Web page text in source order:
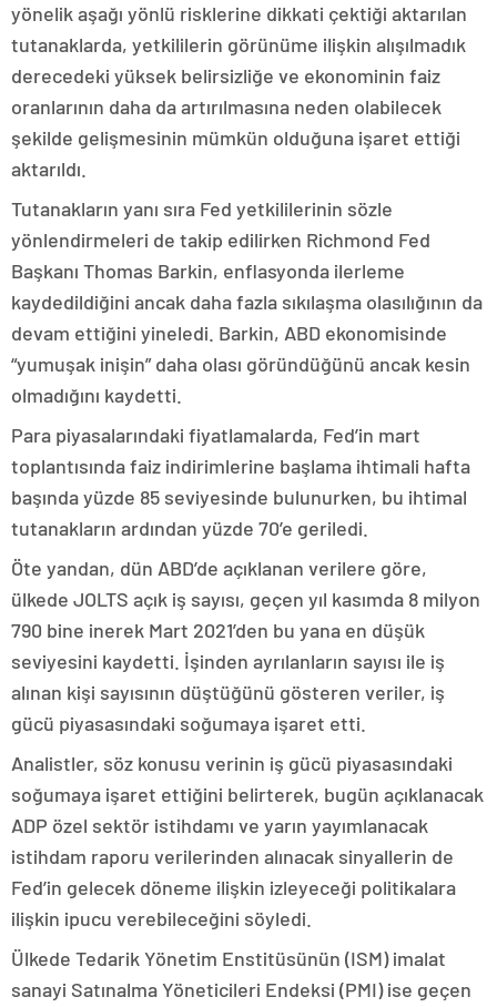
yönelik aşağı yönlü risklerine dikkati çektiği aktarılan
tutanaklarda, yetkililerin görünüme ilişkin alışılmadık
derecedeki yüksek belirsizliğe ve ekonominin faiz
oranlarının daha da artırılmasına neden olabilecek
şekilde gelişmesinin mümkün olduğuna işaret ettiği
aktarıldı.
Tutanakların yanı sıra Fed yetkililerinin sözle
yönlendirmeleri de takip edilirken Richmond Fed
Başkanı Thomas Barkin, enflasyonda ilerleme
kaydedildiğini ancak daha fazla sıkılaşma olasılığının da
devam ettiğini yineledi. Barkin, ABD ekonomisinde
“yumuşak inişin” daha olası göründüğünü ancak kesin
olmadığını kaydetti.
Para piyasalarındaki fiyatlamalarda, Fed’in mart
toplantısında faiz indirimlerine başlama ihtimali hafta
başında yüzde 85 seviyesinde bulunurken, bu ihtimal
tutanakların ardından yüzde 70’e geriledi.
Öte yandan, dün ABD’de açıklanan verilere göre,
ülkede JOLTS açık iş sayısı, geçen yıl kasımda 8 milyon
790 bine inerek Mart 2021’den bu yana en düşük
seviyesini kaydetti. İşinden ayrılanların sayısı ile iş
alınan kişi sayısının düştüğünü gösteren veriler, iş
gücü piyasasındaki soğumaya işaret etti.
Analistler, söz konusu verinin iş gücü piyasasındaki
soğumaya işaret ettiğini belirterek, bugün açıklanacak
ADP özel sektör istihdamı ve yarın yayımlanacak
istihdam raporu verilerinden alınacak sinyallerin de
Fed’in gelecek döneme ilişkin izleyeceği politikalara
ilişkin ipucu verebileceğini söyledi.
Ülkede Tedarik Yönetim Enstitüsünün (ISM) imalat
sanayi Satınalma Yöneticileri Endeksi (PMI) ise geçen